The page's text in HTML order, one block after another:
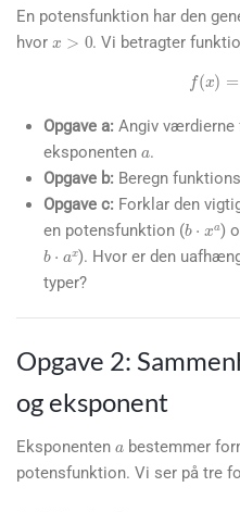
En potensfunktion har den
hvor
x>0
. Vi betragter
f(x)=
Opgave a: Angiv
eksponenten
a
.
Opgave b: Beregn
Opgave c: Forklar den
en potensfunktion (
b⋅ xa
)
b⋅ax
). Hvor er den
typer?
Opgave 2:
og eksponent
Eksponenten
a
bestemmer
potensfunktion. Vi ser på tre